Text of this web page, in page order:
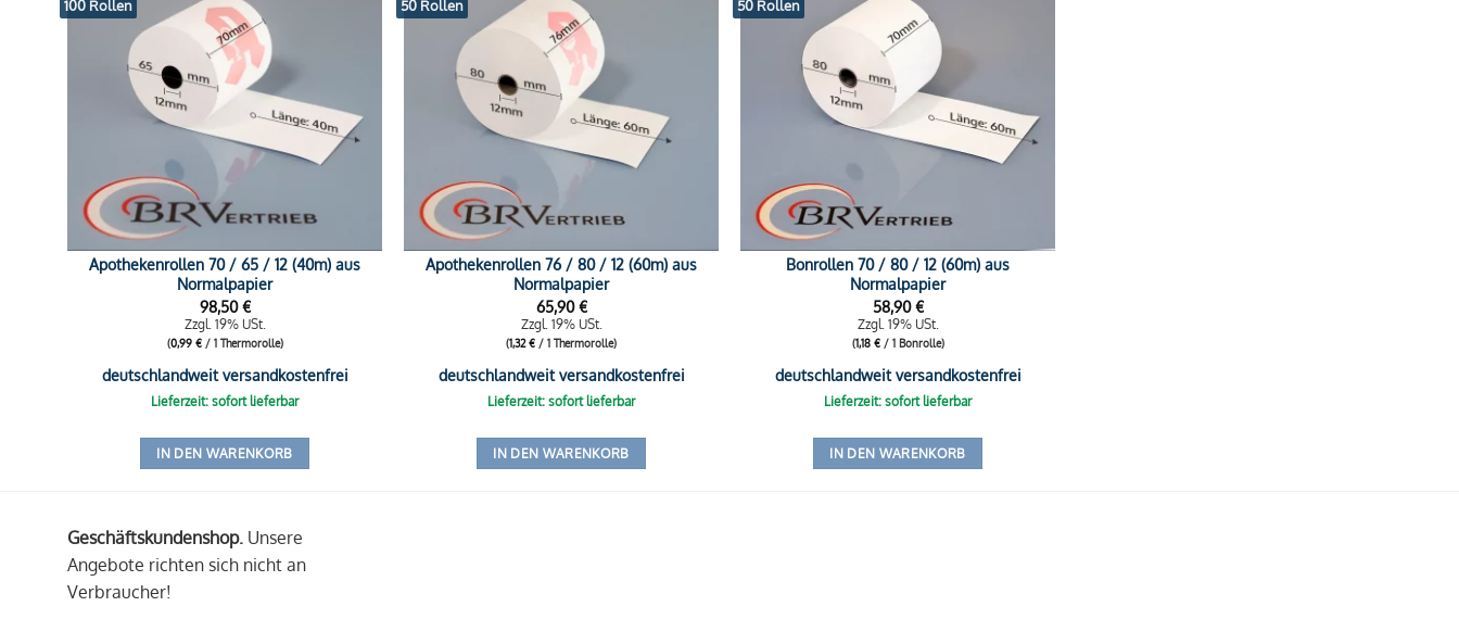
100 Rollen
Apothekenrollen 70 / 65 / 12 (40m) aus
Normalpapier
98,50€
Zzgl. 19% USt.
(0,99 €/ 1 Thermorolle)
deutschlandweit versandkostenfrei
Lieferzeit: sofort lieferbar
IN DEN WARENKORB
50 Rollen
Apothekenrollen 76 / 80 / 12 (60m) aus
Normalpapier
65,90€
Zzgl. 19% USt.
(1,32€ / 1 Thermorolle)
deutschlandweit versandkostenfrei
Lieferzeit: sofort lieferbar
IN DEN WARENKORB
50 Rollen
Bonrollen 70 / 80 / 12 (60m) aus
Normalpapier
58,90€
Zzgl. 19% USt.
(1,18 €/ 1 Bonrolle)
deutschlandweit versandkostenfrei
Lieferzeit: sofort lieferbar
IN DEN WARENKORB
Geschäftskundenshop. Unsere
Angebote richten sich nicht an
Verbraucher!